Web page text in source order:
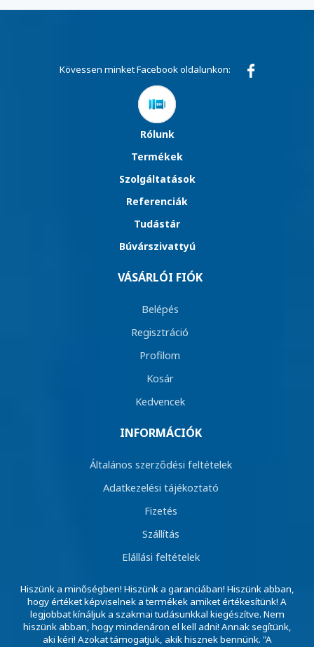
Kövessen minket Facebook oldalunkon:
Rólunk
Termékek
Szolgáltatások
Referenciák
Tudástár
Búvárszivattyú
VÁSÁRLÓI FIÓK
Belépés
Regisztráció
Profilom
Kosár
Kedvencek
INFORMÁCIÓK
Általános szerződési feltételek
Adatkezelési tájékoztató
Fizetés
Szállítás
Elállási feltételek
Hiszünk a minőségben! Hiszünk a garanciában! Hiszünk abban,
hogy értéket képviselnek a termékek amiket értékesítünk! A
legjobbat kínáljuk a szakmai tudásunkkal kiegészítve. Nem
hiszünk abban, hogy mindenáron el kell adni! Annak segítünk,
aki kéri! Azokat támogatjuk, akik hisznek bennünk. "A